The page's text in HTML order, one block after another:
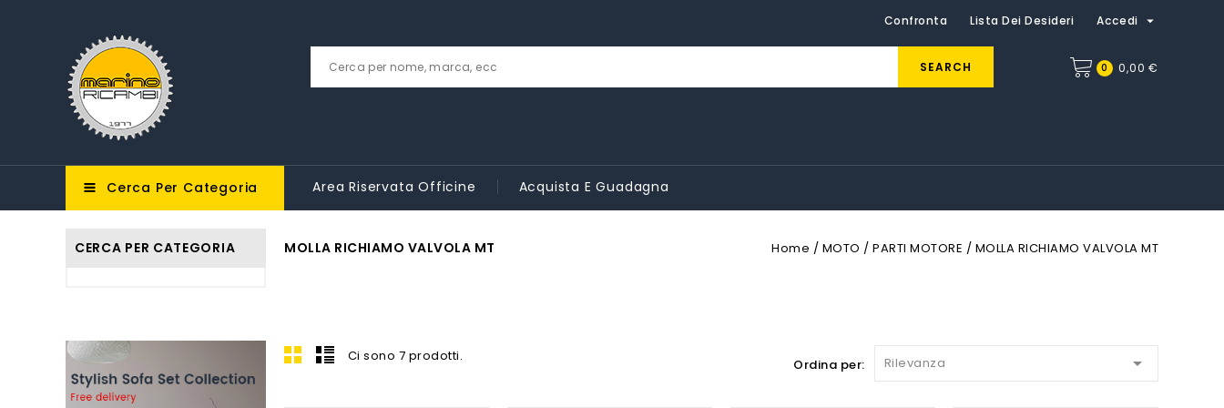
Accedi 
Lista Dei Desideri
Confronta
0 0,00 €
SEARCH
Cerca Per Categoria Area Riservata Officine Acquista E Guadagna
CERCA PER CATEGORIA MOLLA RICHIAMO VALVOLA MT Home MOTO PARTI MOTORE MOLLA RICHIAMO VALVOLA MT
Ci sono 7 prodotti.
Ordina per: Rilevanza 